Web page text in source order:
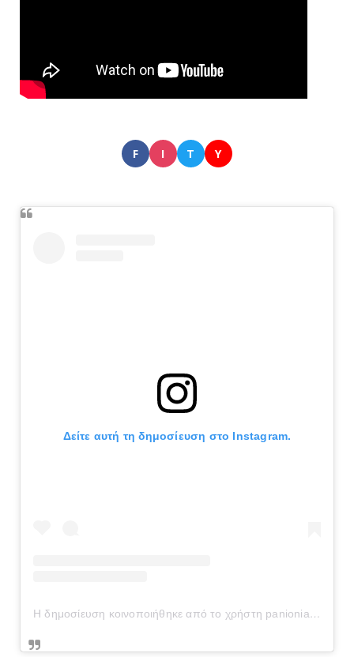
F I T Y
Δείτε αυτή τη δημοσίευση στο Instagram.
Η δημοσίευση κοινοποιήθηκε από το χρήστη panionianea.gr (@panionianea.gr)